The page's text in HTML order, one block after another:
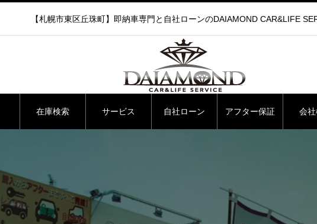
【札幌市東区丘珠町】即納車専門と自社ローンのDAIAMOND CAR&LIFE
在庫検索 サービス 自社ローン アフター保証 会